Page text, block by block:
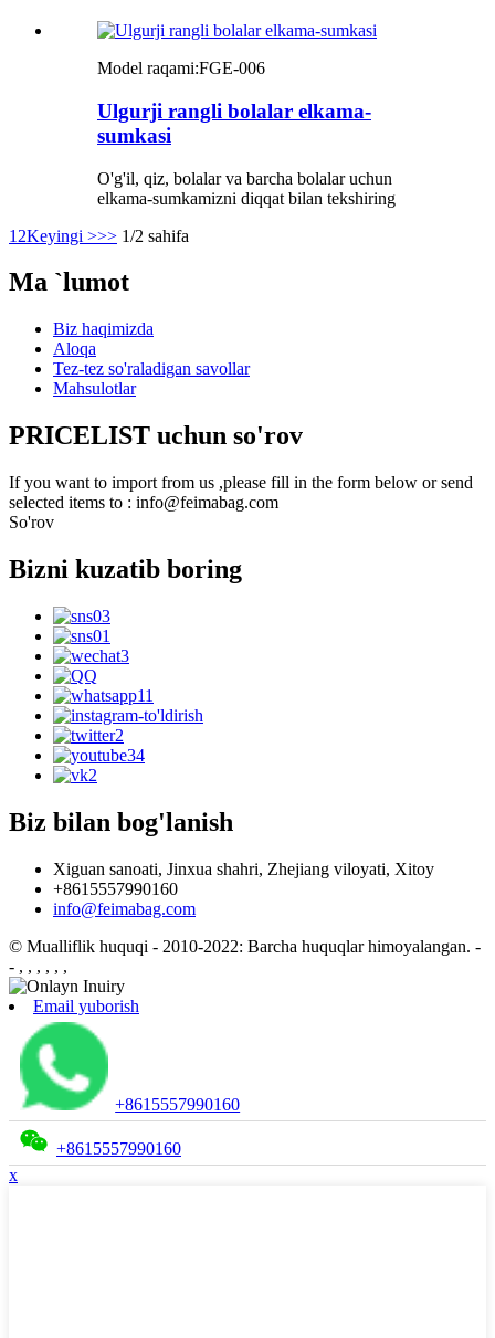
Model raqami:FGE-006
Ulgurji rangli bolalar elkama-
sumkasi
O'g'il, qiz, bolalar va barcha bolalar uchun
elkama-sumkamizni diqqat bilan tekshiring
1 2Keyingi >>> 1/2 sahifa
Ma `lumot
Biz haqimizda
Aloqa
Tez-tez so'raladigan savollar
Mahsulotlar
PRICELIST uchun so'rov
If you want to import from us ,please fill in the form below or send
selected items to : info@feimabag.com
So'rov
Bizni kuzatib boring
Biz bilan bog'lanish
Xiguan sanoati, Jinxua shahri, Zhejiang viloyati, Xitoy
+8615557990160
info@feimabag.com
© Mualliflik huquqi - 2010-2022: Barcha huquqlar himoyalangan. -
- , , , , , ,
Email yuborish
+8615557990160
+8615557990160
x